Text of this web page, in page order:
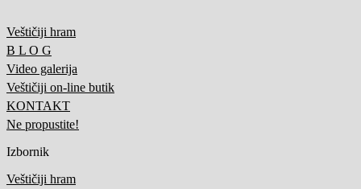
Veštičiji hram
B L O G
Video galerija
Veštičiji on-line butik
KONTAKT
Ne propustite!
Izbornik
Veštičiji hram